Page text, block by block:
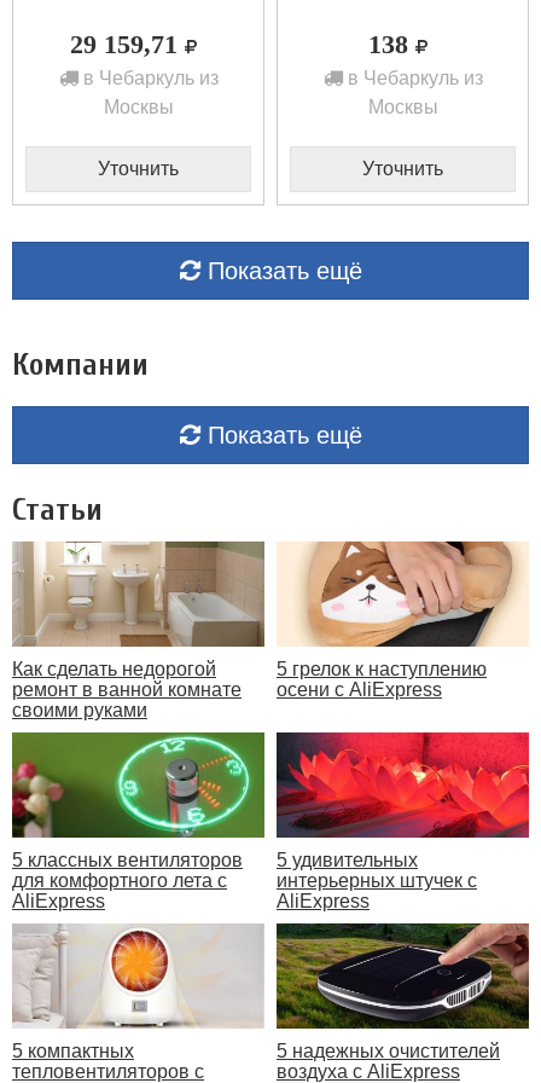
29 159,71
в Чебаркуль из
Москвы
Уточнить
138
в Чебаркуль из
Москвы
Уточнить
Показать ещё
Компании
Показать ещё
Статьи
Как сделать недорогой
ремонт в ванной комнате
своими руками
5 грелок к наступлению
осени с AliExpress
5 классных вентиляторов
для комфортного лета с
AliExpress
5 удивительных
интерьерных штучек с
AliExpress
5 компактных
тепловентиляторов с
5 надежных очистителей
воздуха с AliExpress